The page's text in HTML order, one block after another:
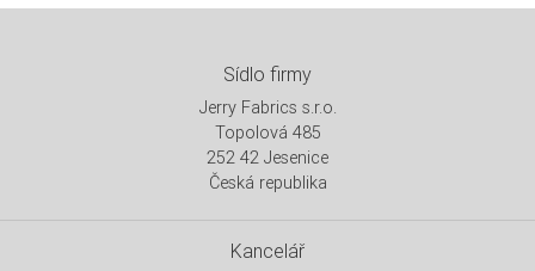
Sídlo firmy
Jerry Fabrics s.r.o.
Topolová 485
252 42 Jesenice
Česká republika
Kancelář